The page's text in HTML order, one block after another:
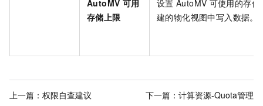
AutoMV 可用
存储上限
设置 AutoMV 可使用的存
建的物化视图中写入数据。
上一篇： 权限自查建议 下一篇： 计算资源-Quota管理